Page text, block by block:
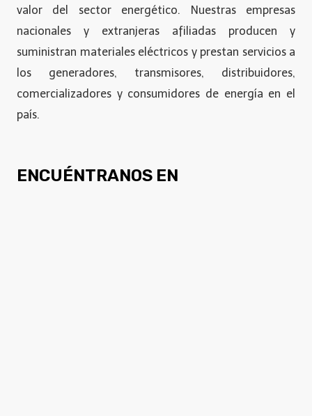
valor del sector energético. Nuestras empresas
nacionales y extranjeras afiliadas producen y
suministran materiales eléctricos y prestan servicios a
los generadores, transmisores, distribuidores,
comercializadores y consumidores de energía en el
país.
ENCUÉNTRANOS EN